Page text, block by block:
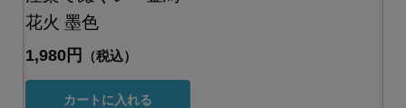
花火 墨色
1,980円 （税込）
カートに入れる